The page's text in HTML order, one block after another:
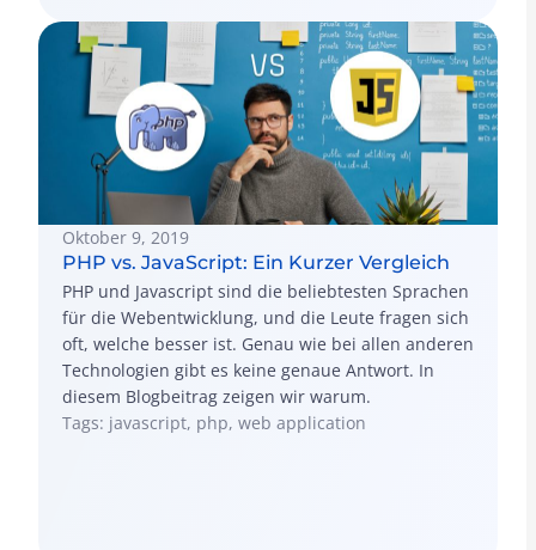
Oktober 9, 2019
PHP vs. JavaScript: Ein Kurzer Vergleich
PHP und Javascript sind die beliebtesten Sprachen
für die Webentwicklung, und die Leute fragen sich
oft, welche besser ist. Genau wie bei allen anderen
Technologien gibt es keine genaue Antwort. In
diesem Blogbeitrag zeigen wir warum.
Tags: javascript, php, web application